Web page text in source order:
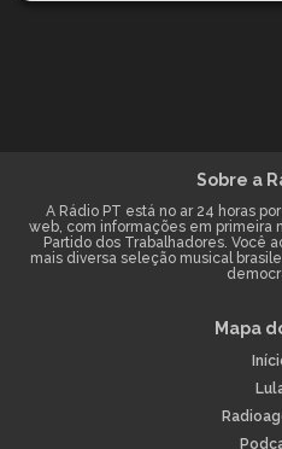
Sobre a
A Rádio PT está no ar 24 horas
web, com informações em primeira
Partido dos Trabalhadores. Você
mais diversa seleção musical
Mapa